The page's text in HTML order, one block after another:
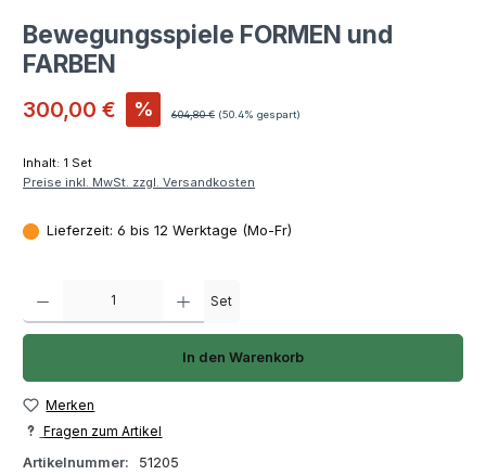
Bewegungsspiele FORMEN und
FARBEN
Verkaufspreis:
300,00 € % Regulärer Preis:
604,80 € (50.4% gespart)
Inhalt: 1 Set
Preise inkl. MwSt. zzgl. Versandkosten
Lieferzeit: 6 bis 12 Werktage (Mo-Fr)
Set
In den Warenkorb
Merken
Fragen zum Artikel
Artikelnummer:
51205